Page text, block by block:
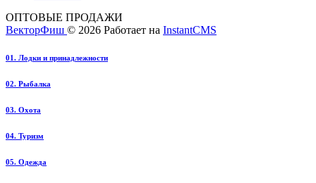
ОПТОВЫЕ ПРОДАЖИ
ВекторФиш © 2026 Работает на InstantCMS
01. Лодки и принадлежности
02. Рыбалка
03. Охота
04. Туризм
05. Одежда